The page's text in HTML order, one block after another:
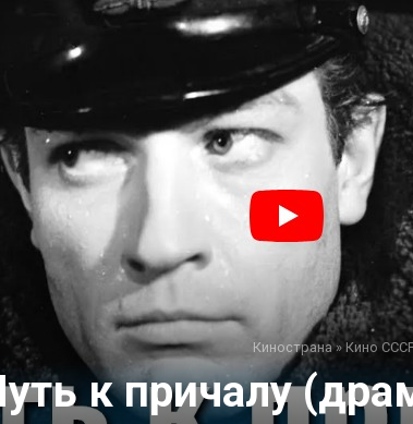
Кинострана » Кино
к причалу